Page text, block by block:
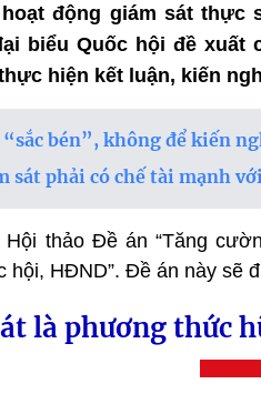
động giám sát
biểu Quốc hội đề
hiện kết luận, kiến
bén”, không để kiến
sát phải có chế tài mạnh
Hội thảo Đề án “Tăng
hội, HĐND”. Đề án này sẽ
là phương thức